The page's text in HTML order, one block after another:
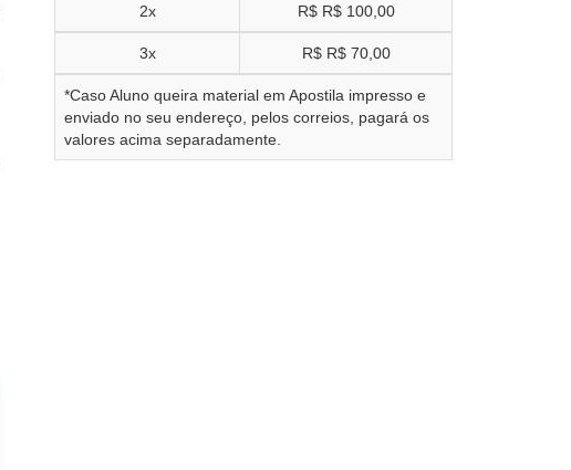
2x R$ R$ 100,00
3x R$ R$ 70,00
*Caso Aluno queira material em Apostila impresso e
enviado no seu endereço, pelos correios, pagará os
valores acima separadamente.